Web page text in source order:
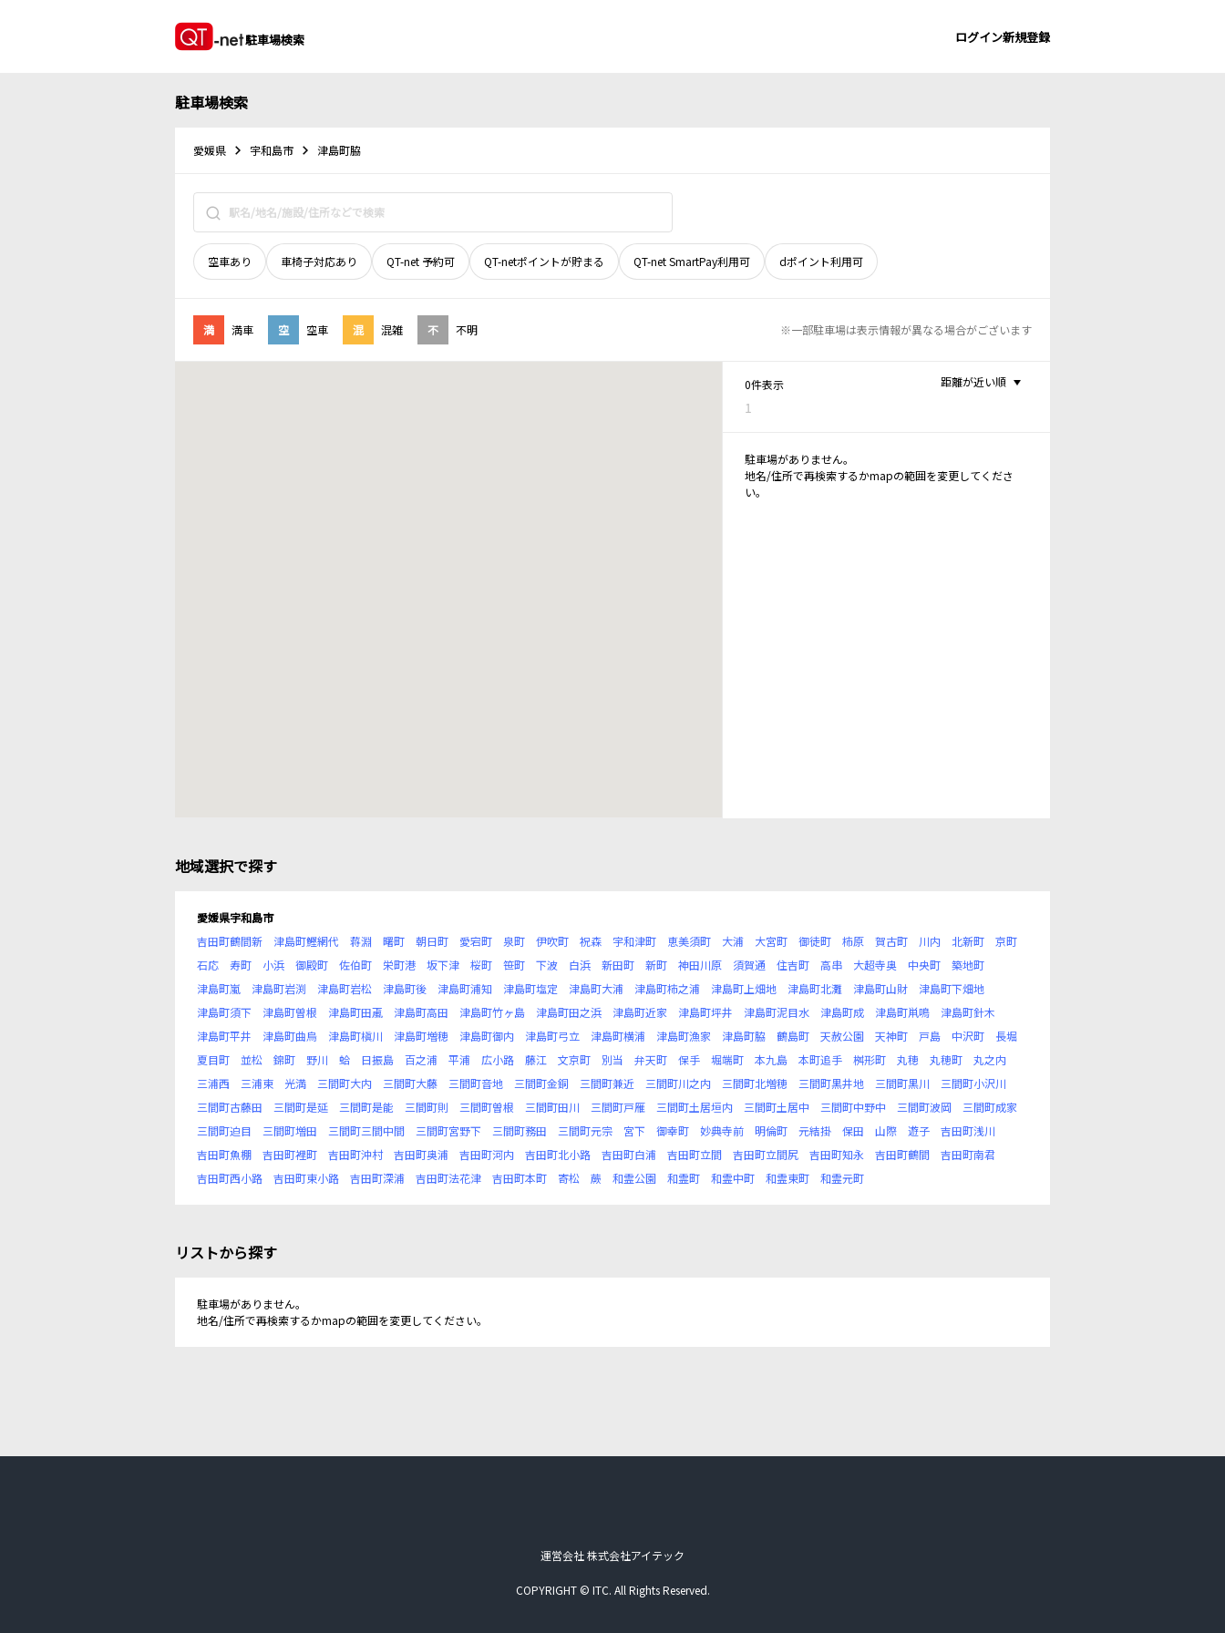
駐車場検索 ログイン新規登録
駐車場検索
愛媛県 宇和島市 津島町脇
空車あり 車椅子対応あり QT-net 予約可 QT-netポイントが貯まる QT-net SmartPay利用可 dポイント利用可
満 満車 空 空車 混 混雑 不 不明 ※一部駐車場は表示情報が異なる場合がございます
0件表示
1
距離が近い順
駐車場がありません。
地名/住所で再検索するかmapの範囲を変更してくださ
い。
地域選択で探す
愛媛県宇和島市
吉田町鶴間新
津島町鰹網代 蒋淵 曙町 朝日町 愛宕町 泉町 伊吹町 祝森 宇和津町 恵美須町 大浦 大宮町 御徒町 柿原 賀古町 川内 北新町
京町
石応
寿町 小浜 御殿町 佐伯町 栄町港 坂下津 桜町 笹町 下波 白浜 新田町 新町 神田川原 須賀通 住吉町 高串 大超寺奥 中央町
築地町
津島町嵐
津島町岩渕 津島町岩松 津島町後 津島町浦知 津島町塩定 津島町大浦 津島町柿之浦 津島町上畑地 津島町北灘 津島町山財
津島町下畑地
津島町須下
津島町曽根 津島町田颪 津島町高田 津島町竹ヶ島 津島町田之浜 津島町近家 津島町坪井 津島町泥目水 津島町成 津島町鼡鳴
津島町針木
津島町平井
津島町曲烏 津島町槇川 津島町増穂 津島町御内 津島町弓立 津島町横浦 津島町漁家 津島町脇 鶴島町 天赦公園 天神町 戸島 中沢町
長堀
夏目町
並松 錦町 野川 蛤 日振島 百之浦 平浦 広小路 藤江 文京町 別当 弁天町 保手 堀端町 本九島 本町追手 桝形町 丸穂 丸穂町
丸之内
三浦西
三浦東 光満 三間町大内 三間町大藤 三間町音地 三間町金銅 三間町兼近 三間町川之内 三間町北増穂 三間町黒井地 三間町黒川
三間町小沢川
三間町古藤田
三間町是延 三間町是能 三間町則 三間町曽根 三間町田川 三間町戸雁 三間町土居垣内 三間町土居中 三間町中野中 三間町波岡
三間町成家
三間町迫目
三間町増田 三間町三間中間 三間町宮野下 三間町務田 三間町元宗 宮下 御幸町 妙典寺前 明倫町 元結掛 保田 山際 遊子
吉田町浅川
吉田町魚棚
吉田町裡町 吉田町沖村 吉田町奥浦 吉田町河内 吉田町北小路 吉田町白浦 吉田町立間 吉田町立間尻 吉田町知永 吉田町鶴間
吉田町南君
吉田町西小路
吉田町東小路 吉田町深浦 吉田町法花津 吉田町本町 寄松 蕨 和霊公園 和霊町 和霊中町 和霊東町 和霊元町
リストから探す
駐車場がありません。
地名/住所で再検索するかmapの範囲を変更してください。
運営会社 株式会社アイテック
COPYRIGHT © ITC. All Rights Reserved.